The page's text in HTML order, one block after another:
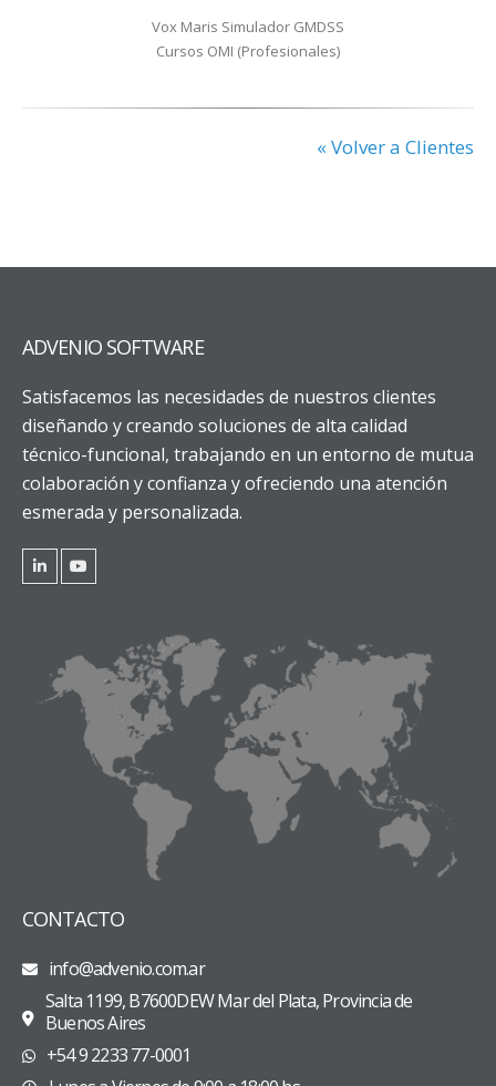
Vox Maris Simulador GMDSS
Cursos OMI (Profesionales)
« Volver a Clientes
ADVENIO SOFTWARE
Satisfacemos las necesidades de nuestros clientes
diseñando y creando soluciones de alta calidad
técnico-funcional, trabajando en un entorno de mutua
colaboración y confianza y ofreciendo una atención
esmerada y personalizada.
CONTACTO
info@advenio.com.ar
Salta 1199, B7600DEW Mar del Plata, Provincia de
Buenos Aires
+54 9 2233 77-0001